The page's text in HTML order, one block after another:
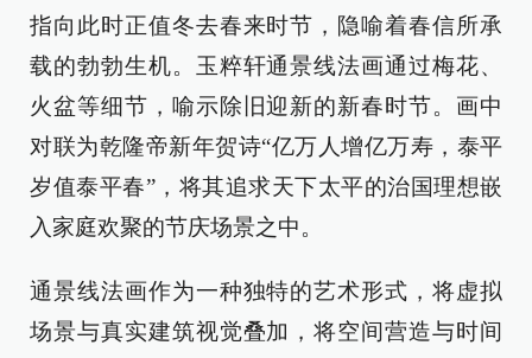
指向此时正值冬去春来时节，隐喻着春信所承
载的勃勃生机。玉粹轩通景线法画通过梅花、
火盆等细节，喻示除旧迎新的新春时节。画中
对联为乾隆帝新年贺诗“亿万人增亿万寿，泰平
岁值泰平春”，将其追求天下太平的治国理想嵌
入家庭欢聚的节庆场景之中。
通景线法画作为一种独特的艺术形式，将虚拟
场景与真实建筑视觉叠加，将空间营造与时间